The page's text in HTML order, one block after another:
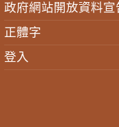
政府網站開放資料宣
正體字
登入